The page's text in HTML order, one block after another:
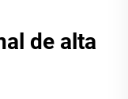
de alta